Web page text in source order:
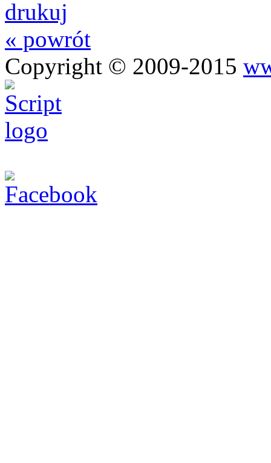
drukuj
« powrót
Copyright © 2009-2015